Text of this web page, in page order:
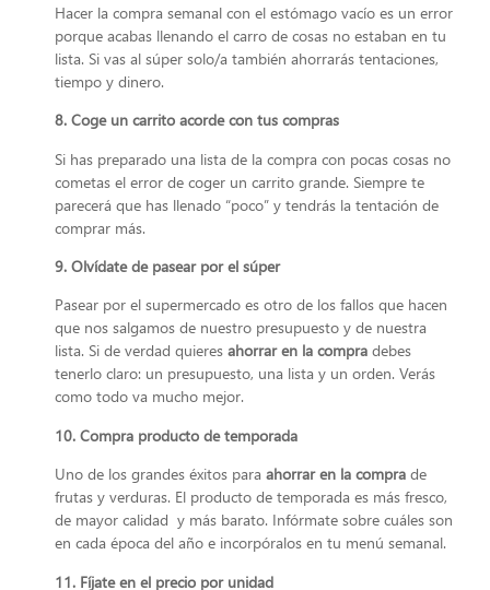
Hacer la compra semanal con el estómago vacío es un error
porque acabas llenando el carro de cosas no estaban en tu
lista. Si vas al súper solo/a también ahorrarás tentaciones,
tiempo y dinero.
8. Coge un carrito acorde con tus compras
Si has preparado una lista de la compra con pocas cosas no
cometas el error de coger un carrito grande. Siempre te
parecerá que has llenado “poco” y tendrás la tentación de
comprar más.
9. Olvídate de pasear por el súper
Pasear por el supermercado es otro de los fallos que hacen
que nos salgamos de nuestro presupuesto y de nuestra
lista. Si de verdad quieres ahorrar en la compra debes
tenerlo claro: un presupuesto, una lista y un orden. Verás
como todo va mucho mejor.
10. Compra producto de temporada
Uno de los grandes éxitos para ahorrar en la compra de
frutas y verduras. El producto de temporada es más fresco,
de mayor calidad y más barato. Infórmate sobre cuáles son
en cada época del año e incorpóralos en tu menú semanal.
11. Fíjate en el precio por unidad